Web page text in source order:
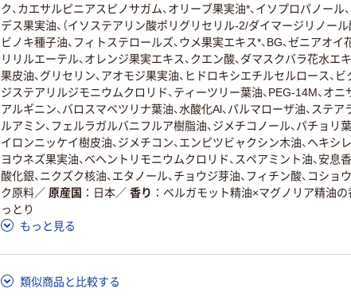
ク、カエサルピニアスピノサガム、オリーブ果実油*、イソプロパノール
デス果実油、（イソステアリン酸ポリグリセリル-2/ダイマージリノール
ビノキ種子油、フィトステロールズ、ウメ果実エキス*、BG、ゼニアオイ
リリルエーテル、オレンジ果実エキス、クエン酸、ダマスクバラ花水エ
果皮油、グリセリン、アオモジ果実油、ヒドロキシエチルセルロース、ビ
ジステアリルジモニウムクロリド、ティーツリー葉油、PEG-14M、オニ
アルギニン、バロスマベツリナ葉油、水酸化Al、パルマローザ油、ステ
ルアミン、フェルラガルバニフルア樹脂油、ジメチコノール、パチョリ葉
イロンニッケイ樹皮油、ジメチコン、エンピツビャクシン木油、ヘキシ
ヨウネズ果実油、ベヘントリモニウムクロリド、スペアミント油、安息香
酸化銀、ニクズク核油、エタノール、チョウジ芽油、フィチン酸、コショ
ク原料／ 原産国 日本／ 香り ベルガモット精油×マグノリア精油の
っとり
もっと見る
類似商品と比較する